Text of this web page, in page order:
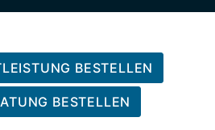
BESTELLEN
BESTELLEN